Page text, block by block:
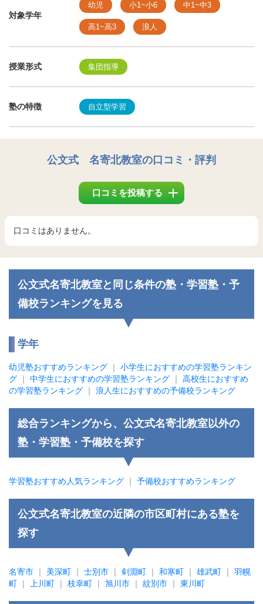
対象学年
幼児 小1~小6 中1~中3
高1~高3 浪人
授業形式 集団指導
塾の特徴 自立型学習
公文式 名寄北教室の口コミ・評判
口コミを投稿する
口コミはありません。
公文式名寄北教室と同じ条件の塾・学習塾・予
備校ランキングを見る
学年
幼児塾おすすめランキング ｜ 小学生におすすめの学習塾ランキン
グ ｜ 中学生におすすめの学習塾ランキング ｜ 高校生におすすめ
の学習塾ランキング ｜ 浪人生におすすめの予備校ランキング
総合ランキングから、公文式名寄北教室以外の
塾・学習塾・予備校を探す
学習塾おすすめ人気ランキング ｜ 予備校おすすめランキング
公文式名寄北教室の近隣の市区町村にある塾を
探す
名寄市 ｜ 美深町 ｜ 士別市 ｜ 剣淵町 ｜ 和寒町 ｜ 雄武町 ｜ 羽幌
町 ｜ 上川町 ｜ 枝幸町 ｜ 旭川市 ｜ 紋別市 ｜ 東川町